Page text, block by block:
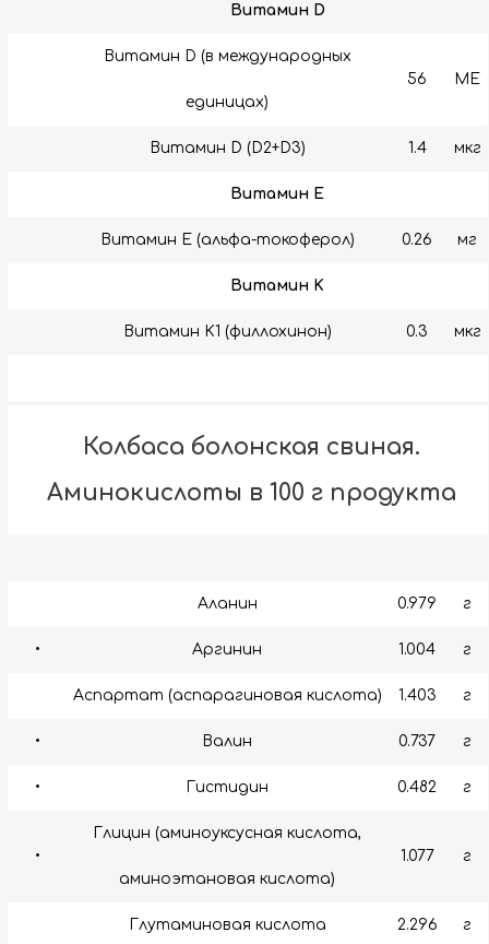
Витамин D
Витамин D (в международных
единицах)
56 МЕ
Витамин D (D2+D3) 1.4 мкг
Витамин E
Витамин E (альфа-токоферол) 0.26 мг
Витамин K
Витамин K1 (филлохинон) 0.3 мкг
Колбаса болонская свиная.
Аминокислоты в 100 г продукта
Аланин 0.979 г
• Аргинин 1.004 г
Аспартат (аспарагиновая кислота) 1.403 г
• Валин 0.737 г
• Гистидин 0.482 г
•
Глицин (аминоуксусная кислота,
аминоэтановая кислота)
1.077 г
Глутаминовая кислота 2.296 г